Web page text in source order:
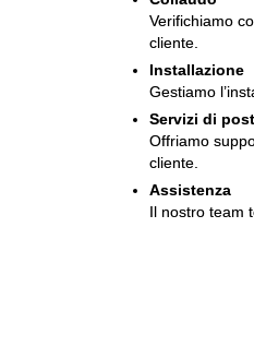
Verifichiamo
cliente.
Installazione
Gestiamo
Servizi di
Offriamo
cliente.
Assistenza
Il nostro team